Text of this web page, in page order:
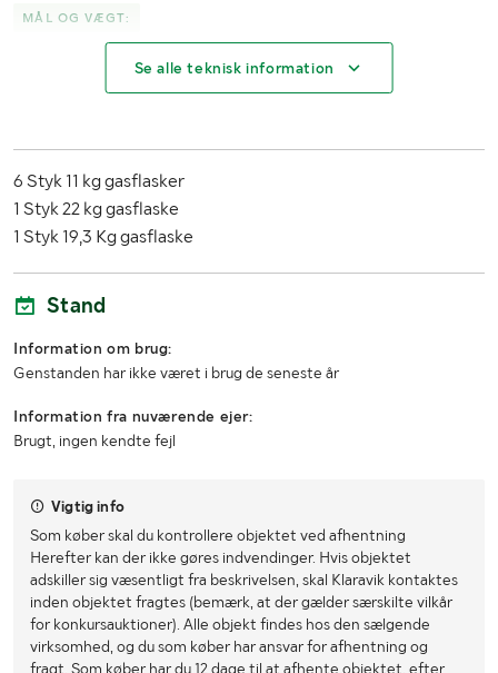
MÅL OG VÆGT:
Se alle teknisk information
6 Styk 11 kg gasflasker
1 Styk 22 kg gasflaske
1 Styk 19,3 Kg gasflaske
Stand
Information om brug:
Genstanden har ikke været i brug de seneste år
Information fra nuværende ejer:
Brugt, ingen kendte fejl
Vigtig info
Som køber skal du kontrollere objektet ved afhentning
Herefter kan der ikke gøres indvendinger. Hvis objektet
adskiller sig væsentligt fra beskrivelsen, skal Klaravik kontaktes
inden objektet fragtes (bemærk, at der gælder særskilte vilkår
for konkursauktioner). Alle objekt findes hos den sælgende
virksomhed, og du som køber har ansvar for afhentning og
fragt. Som køber har du 12 dage til at afhente objektet, efter